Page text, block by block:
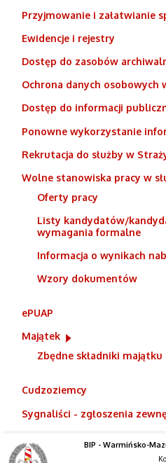
Przyjmowanie i załatwianie
Ewidencje i rejestry
Dostęp do zasobów
Ochrona danych osobowych
Dostęp do informacji
Ponowne wykorzystanie
Rekrutacja do służby w
Wolne stanowiska pracy w
Oferty pracy
Listy kandydatów/
wymagania formalne
Informacja o wynikach
Wzory dokumentów
ePUAP
Majątek
Zbędne składniki majątku
Cudzoziemcy
Sygnaliści - zgłoszenia
BIP - Warmińsko-